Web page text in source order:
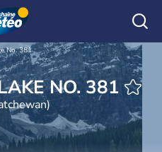
No. 381
LAKE NO. 381